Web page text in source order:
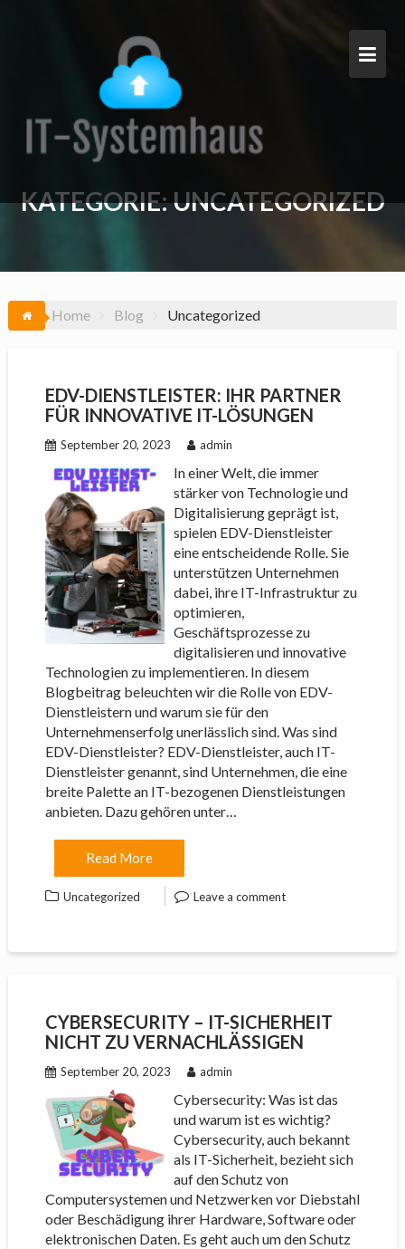
KATEGORIE:UNCATEGORIZED
Home Blog Uncategorized
EDV-DIENSTLEISTER: IHR PARTNER
FÜR INNOVATIVE IT-LÖSUNGEN
September 20, 2023 admin
In einer Welt, die immer
stärker von Technologie und
Digitalisierung geprägt ist,
spielen EDV-Dienstleister
eine entscheidende Rolle. Sie
unterstützen Unternehmen
dabei, ihre IT-Infrastruktur zu
optimieren,
Geschäftsprozesse zu
digitalisieren und innovative
Technologien zu implementieren. In diesem
Blogbeitrag beleuchten wir die Rolle von EDV-
Dienstleistern und warum sie für den
Unternehmenserfolg unerlässlich sind. Was sind
EDV-Dienstleister? EDV-Dienstleister, auch IT-
Dienstleister genannt, sind Unternehmen, die eine
breite Palette an IT-bezogenen Dienstleistungen
anbieten. Dazu gehören unter…
Read More
Uncategorized Leave a comment
CYBERSECURITY – IT-SICHERHEIT
NICHT ZU VERNACHLÄSSIGEN
September 20, 2023 admin
Cybersecurity: Was ist das
und warum ist es wichtig?
Cybersecurity, auch bekannt
als IT-Sicherheit, bezieht sich
auf den Schutz von
Computersystemen und Netzwerken vor Diebstahl
oder Beschädigung ihrer Hardware, Software oder
elektronischen Daten. Es geht auch um den Schutz